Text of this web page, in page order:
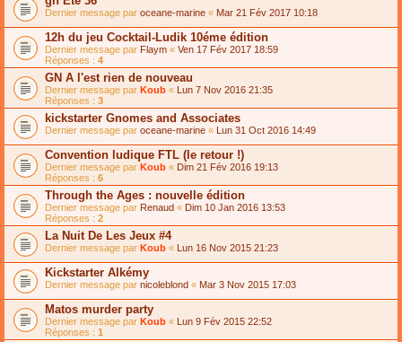
Dernier message par oceane-marine « Mar 21 Fév 2017 10:18
12h du jeu Cocktail-Ludik 10éme édition
Dernier message par Flaym « Ven 17 Fév 2017 18:59
Réponses : 4
GN A l'est rien de nouveau
Dernier message par Koub « Lun 7 Nov 2016 21:35
Réponses : 3
kickstarter Gnomes and Associates
Dernier message par oceane-marine « Lun 31 Oct 2016 14:49
Convention ludique FTL (le retour !)
Dernier message par Koub « Dim 21 Fév 2016 19:13
Réponses : 6
Through the Ages : nouvelle édition
Dernier message par Renaud « Dim 10 Jan 2016 13:53
Réponses : 2
La Nuit De Les Jeux #4
Dernier message par Koub « Lun 16 Nov 2015 21:23
Kickstarter Alkémy
Dernier message par nicoleblond « Mar 3 Nov 2015 17:03
Matos murder party
Dernier message par Koub « Lun 9 Fév 2015 22:52
Réponses : 1